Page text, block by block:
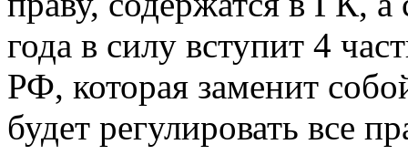
года в силу вступит 4
РФ, которая заменит
будет регулировать все